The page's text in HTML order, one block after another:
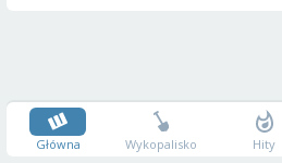
Główna Wykopalisko Hity